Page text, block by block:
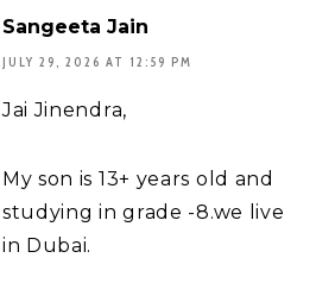
Sangeeta Jain
JULY 29, 2026 AT 12:59 PM
Jai Jinendra,
My son is 13+ years old and
studying in grade -8.we live
in Dubai.